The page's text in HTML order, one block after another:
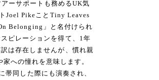
ーサポートも務めるUK気
Joel PikeことTiny Leaves
Belonging」と名付けられ
ピレーションを得て、1年
は存在しませんが、慣れ親
への憧れを意味します。
同した際にも演奏され、